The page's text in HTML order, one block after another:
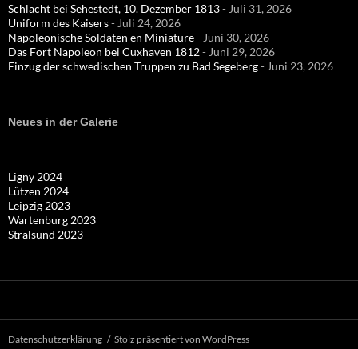
Schlacht bei Sehestedt, 10. Dezember 1813- Juli 31, 2026
Uniform des Kaisers- Juli 24, 2026
Napoleonische Soldaten en Miniature- Juni 30, 2026
Das Fort Napoleon bei Cuxhaven 1812- Juni 29, 2026
Einzug der schwedischen Truppen zu Bad Segeberg- Juni 23, 2026
Neues in der Galerie
Ligny 2024
Lützen 2024
Leipzig 2023
Wartenburg 2023
Stralsund 2023
Datenschutzerklärung Stolz präsentiert von WordPress